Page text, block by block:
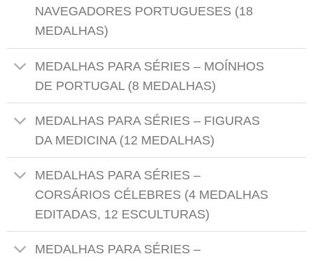
NAVEGADORES PORTUGUESES (18
MEDALHAS)
MEDALHAS PARA SÉRIES – MOÍNHOS
DE PORTUGAL (8 MEDALHAS)
MEDALHAS PARA SÉRIES – FIGURAS
DA MEDICINA (12 MEDALHAS)
MEDALHAS PARA SÉRIES –
CORSÁRIOS CÉLEBRES (4 MEDALHAS
EDITADAS, 12 ESCULTURAS)
MEDALHAS PARA SÉRIES –